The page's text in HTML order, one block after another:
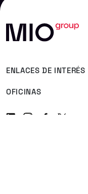
ENLACES DE INTERÉS
OFICINAS